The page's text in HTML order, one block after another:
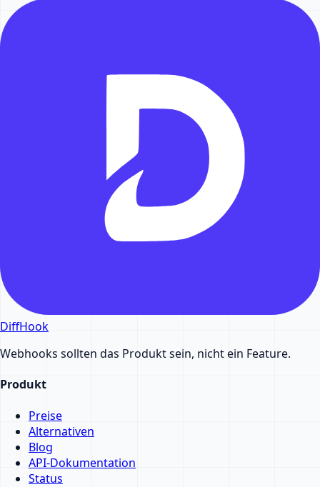
DiffHook
Webhooks sollten das Produkt sein, nicht ein Feature.
Produkt
Preise
Alternativen
Blog
API-Dokumentation
Status